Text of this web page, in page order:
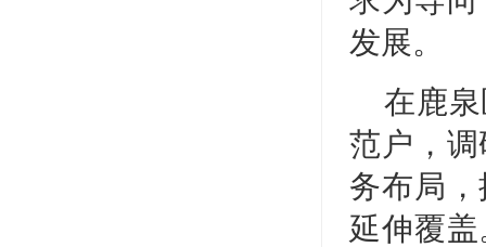
发展。
在鹿
范户，
务布局
延伸覆